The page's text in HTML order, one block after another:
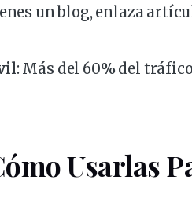
unblog, enlaza
: Más del 60% del
Usarlas